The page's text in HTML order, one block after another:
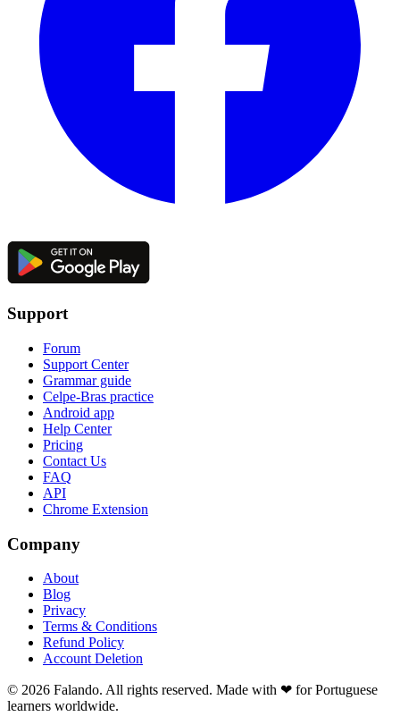
Support
Forum
Support Center
Grammar guide
Celpe-Bras practice
Android app
Help Center
Pricing
Contact Us
FAQ
API
Chrome Extension
Company
About
Blog
Privacy
Terms & Conditions
Refund Policy
Account Deletion
© 2026 Falando. All rights reserved. Made with ❤ for Portuguese
learners worldwide.